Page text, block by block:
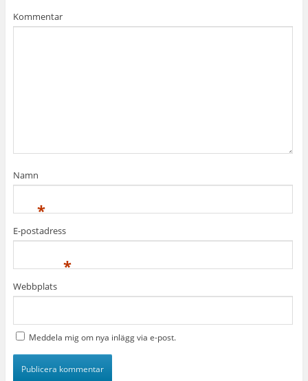
Kommentar
Namn
*
E-postadress
*
Webbplats
Meddela mig om nya inlägg via e-post.